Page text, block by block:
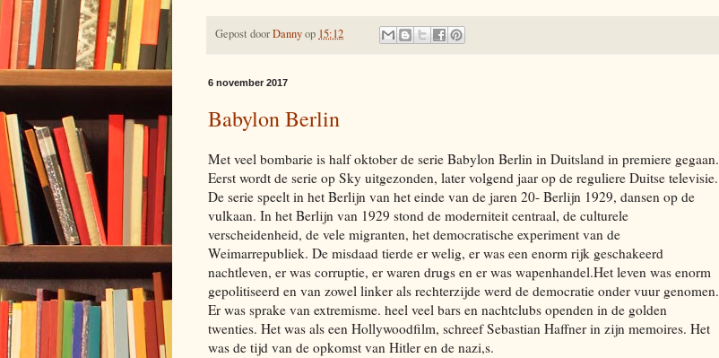
Gepost doorDannyop 15:12
6 november 2017
Babylon Berlin
Met veel bombarie is half oktober de serie Babylon Berlin in Duitsland in premiere gegaan.
Eerst wordt de serie op Sky uitgezonden, later volgend jaar op de reguliere Duitse televisie.
De serie speelt in het Berlijn van het einde van de jaren 20- Berlijn 1929, dansen op de
vulkaan. In het Berlijn van 1929 stond de moderniteit centraal, de culturele
verscheidenheid, de vele migranten, het democratische experiment van de
Weimarrepubliek. De misdaad tierde er welig, er was een enorm rijk geschakeerd
nachtleven, er was corruptie, er waren drugs en er was wapenhandel.Het leven was enorm
gepolitiseerd en van zowel linker als rechterzijde werd de democratie onder vuur genomen.
Er was sprake van extremisme. heel veel bars en nachtclubs openden in de golden
twenties. Het was als een Hollywoodfilm, schreef Sebastian Haffner in zijn memoires. Het
was de tijd van de opkomst van Hitler en de nazi,s.